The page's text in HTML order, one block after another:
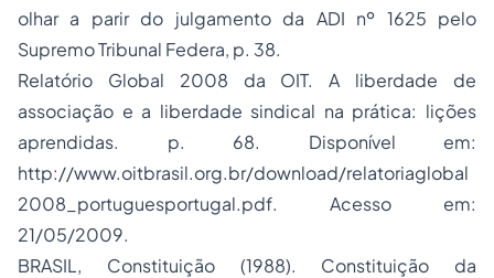
olhar a parir do julgamento da ADI nº 1625 pelo
Supremo Tribunal Federa, p. 38.
Relatório Global 2008 da OIT.A liberdade de
associação e a liberdade sindical na prática: lições
aprendidas. p. 68. Disponível em:
http://www.oitbrasil.org.br/download/relatoriaglobal
2008_portuguesportugal.pdf. Acesso em:
21/05/2009.
BRASIL, Constituição (1988). Constituição da